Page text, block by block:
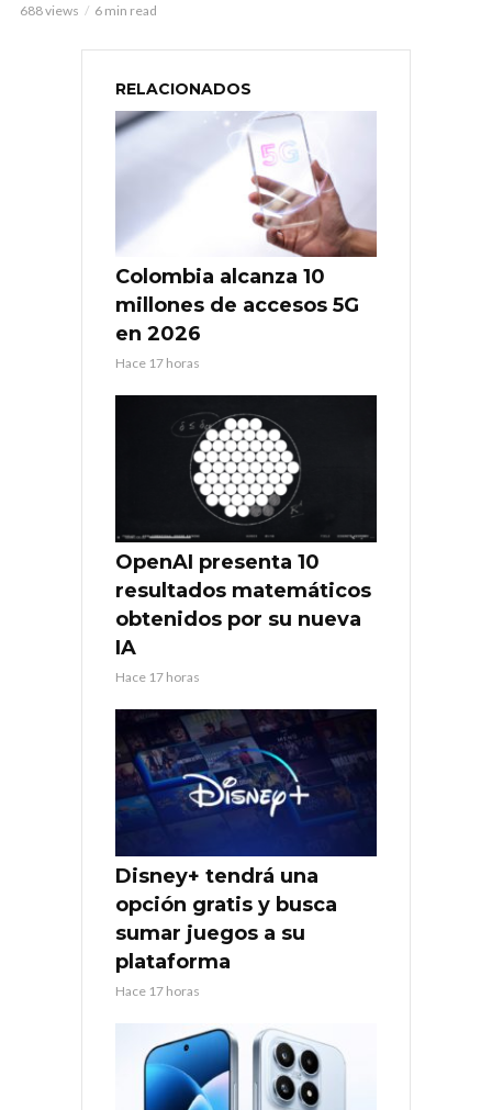
688 views 6 min read
RELACIONADOS
Colombia alcanza 10
millones de accesos 5G
en 2026
Hace 17 horas
OpenAI presenta 10
resultados matemáticos
obtenidos por su nueva
IA
Hace 17 horas
Disney+ tendrá una
opción gratis y busca
sumar juegos a su
plataforma
Hace 17 horas